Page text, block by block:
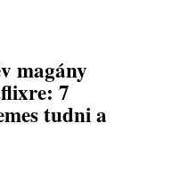
magány
7
tudni a